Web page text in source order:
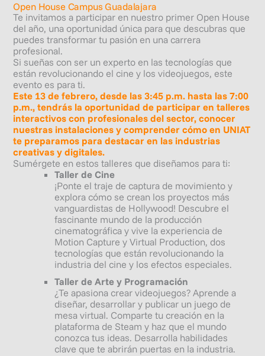
Open House Campus Guadalajara
Te invitamos a participar en nuestro primer Open House
del año, una oportunidad única para que descubras que
puedes transformar tu pasión en una carrera
profesional.
Si sueñas con ser un experto en las tecnologías que
están revolucionando el cine y los videojuegos, este
evento es para ti.
Este 13 de febrero, desde las 3:45 p.m. hasta las 7:00
p.m., tendrás la oportunidad de participar en talleres
interactivos con profesionales del sector, conocer
nuestras instalaciones y comprender cómo en UNIAT
te preparamos para destacar en las industrias
creativas y digitales.
Sumérgete en estos talleres que diseñamos para ti:
Taller de Cine
¡Ponte el traje de captura de movimiento y
explora cómo se crean los proyectos más
vanguardistas de Hollywood! Descubre el
fascinante mundo de la producción
cinematográfica y vive la experiencia de
Motion Capture y Virtual Production, dos
tecnologías que están revolucionando la
industria del cine y los efectos especiales.
Taller de Arte y Programación
¿Te apasiona crear videojuegos? Aprende a
diseñar, desarrollar y publicar un juego de
mesa virtual. Comparte tu creación en la
plataforma de Steam y haz que el mundo
conozca tus ideas. Desarrolla habilidades
clave que te abrirán puertas en la industria.